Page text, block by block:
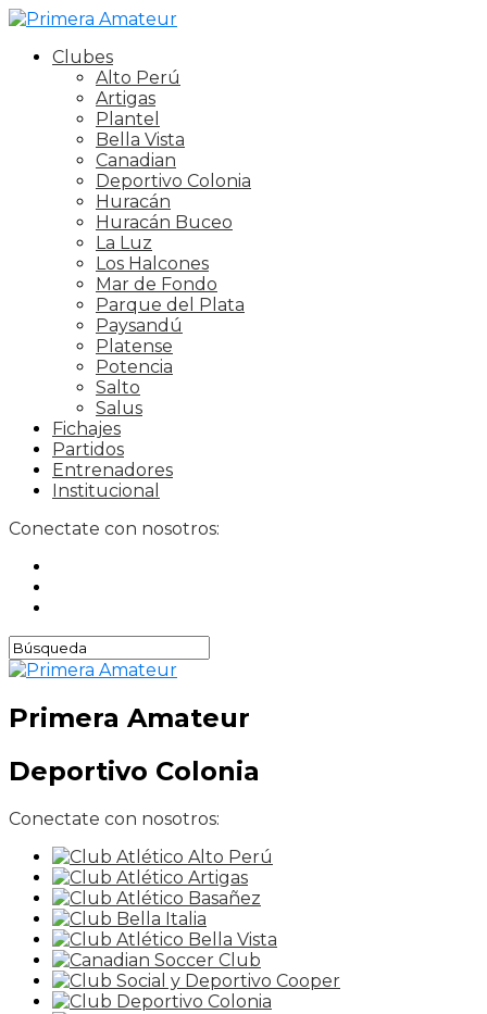
Clubes
Alto Perú
Artigas
Plantel
Bella Vista
Canadian
Deportivo Colonia
Huracán
Huracán Buceo
La Luz
Los Halcones
Mar de Fondo
Parque del Plata
Paysandú
Platense
Potencia
Salto
Salus
Fichajes
Partidos
Entrenadores
Institucional
Conectate con nosotros:
Primera Amateur
Deportivo Colonia
Conectate con nosotros: